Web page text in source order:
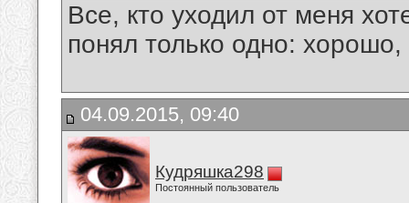
Все, кто уходил от меня
понял только одно:
04.09.2015, 09:40
Кудряшка298
Постоянный пользователь